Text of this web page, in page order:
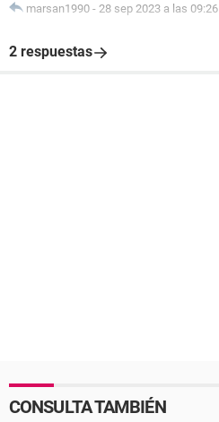
marsan1990 - 28 sep 2023 a las 09:26
2 respuestas
CONSULTA TAMBIÉN